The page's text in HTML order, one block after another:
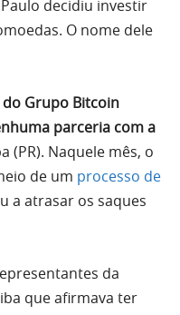
decidiu investir
O nome dele
do Grupo Bitcoin
parceria com a
(PR). Naquele mês, o
de um processo de
a atrasar os saques
da
que afirmava ter